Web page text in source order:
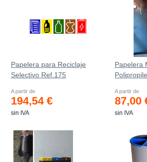
Papelera para Reciclaje
Selectivo Ref.175
A partir de
194,54 €
sin IVA
Papelera
A partir de
87,00
sin IVA